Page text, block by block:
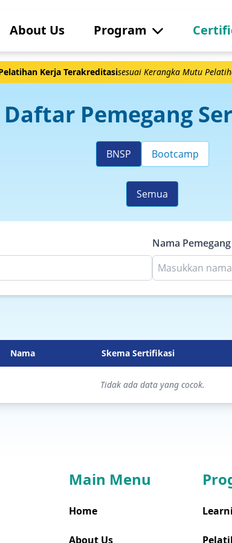
About Us Program
Kerja Terakreditasisesuai Kerangka Mutu
Daftar Pemegang
BNSP Bootcamp
Semua
Nama Pemegang
Nama Skema Sertifikasi
Tidak ada data yang cocok.
Main Menu
Home
About Us